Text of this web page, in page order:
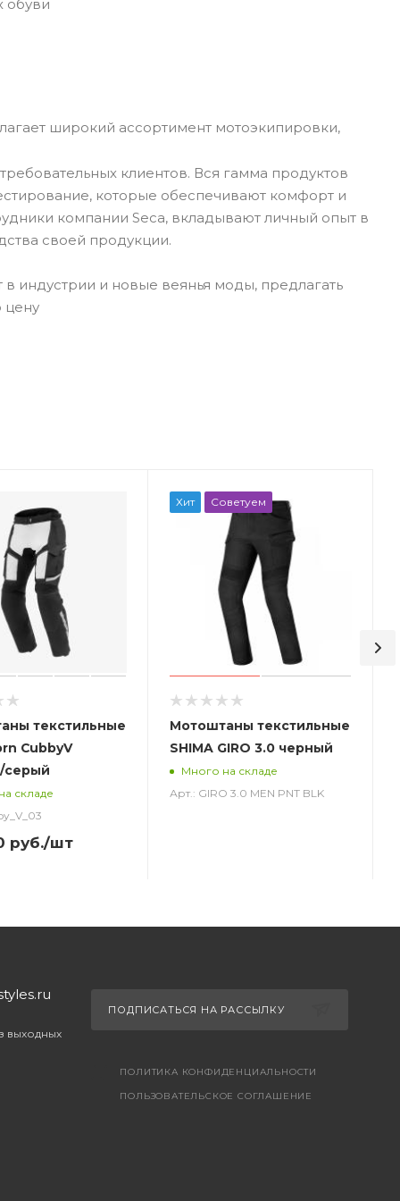
обуви
широкий ассортимент мотоэкипировки,
клиентов. Вся гамма продуктов
которые обеспечивают комфорт и
компании Seca, вкладывают личный опыт в
своей продукции.
индустрии и новые веянья моды, предлагать
цену
текстильные
CubbyV
серый
складе
руб./шт
Хит Советуем
Мотоштаны текстильные
SHIMA GIRO 3.0 черный
Много на складе
Арт.: GIRO 3.0 MEN PNT BLK
выходных
ПОДПИСАТЬСЯ НА РАССЫЛКУ
ПОЛИТИКА КОНФИДЕНЦИАЛЬНОСТИ
ПОЛЬЗОВАТЕЛЬСКОЕ СОГЛАШЕНИЕ